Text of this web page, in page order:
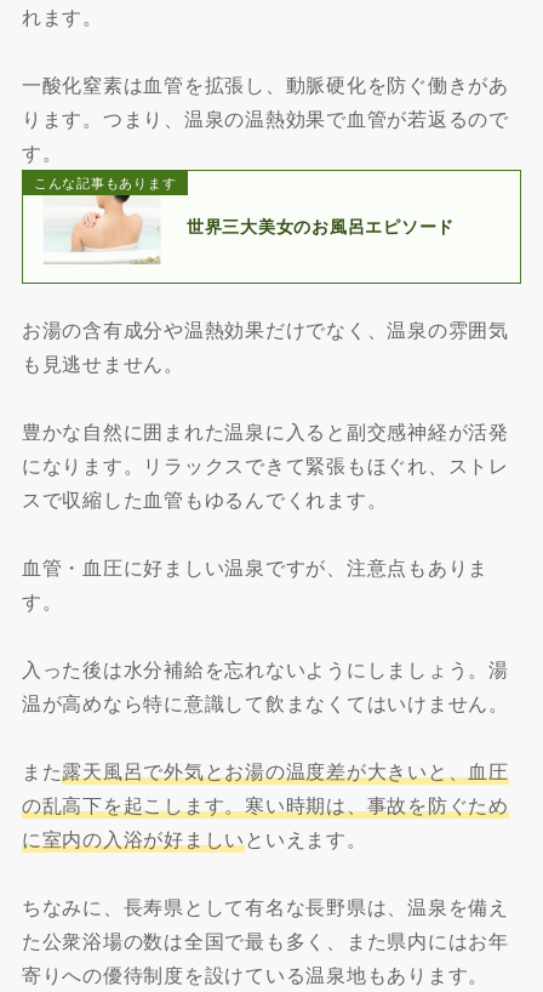
れます。
一酸化窒素は血管を拡張し、動脈硬化を防ぐ働きがあ
ります。つまり、温泉の温熱効果で血管が若返るので
す。
こんな記事もあります
世界三大美女のお風呂エピソード
お湯の含有成分や温熱効果だけでなく、温泉の雰囲気
も見逃せません。
豊かな自然に囲まれた温泉に入ると副交感神経が活発
になります。リラックスできて緊張もほぐれ、ストレ
スで収縮した血管もゆるんでくれます。
血管・血圧に好ましい温泉ですが、注意点もありま
す。
入った後は水分補給を忘れないようにしましょう。湯
温が高めなら特に意識して飲まなくてはいけません。
また露天風呂で外気とお湯の温度差が大きいと、血圧
の乱高下を起こします。寒い時期は、事故を防ぐため
に室内の入浴が好ましい といえます。
ちなみに、長寿県として有名な長野県は、温泉を備え
た公衆浴場の数は全国で最も多く、また県内にはお年
寄りへの優待制度を設けている温泉地もあります。